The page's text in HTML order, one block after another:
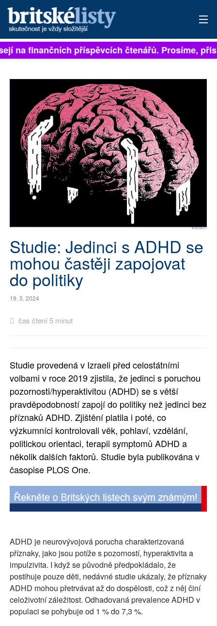
PŘIHLÁSIT
ROZHOVORY
TÉMATA
NEJČTENĚJŠÍ ZA 7 DNÍ
AUTOŘI
SOCIÁLNÍ SÍTĚ
RUBRIKY
PLNÁ VERZE STRÁNEK
na finančních příspěvcích čtenářů. Prosíme,
Studie: Jedinci s ADHD se
mohou častěji zapojovat
do politiky
19. 3. 2024
čas čtení 5 minut
Studie provedená v Izraeli před celostátními
volbami v roce 2019 zjistila, že jedinci s poruchou
pozornosti/hyperaktivitou (ADHD) se s větší
pravděpodobností zapojí do politiky než jedinci bez
příznaků ADHD. Zjištění platila i poté, co
výzkumníci kontrolovali věk, pohlaví, vzdělání,
politickou orientaci, terapii symptomů ADHD a
několik dalších faktorů. Studie byla publikována v
časopise PLOS One.
ADHD je neurovývojová porucha charakterizovaná
příznaky, jako jsou potíže s pozorností, hyperaktivita a
impulzivita. I když se původně předpokládalo, že
postihuje pouze děti, nedávné studie ukázaly, že příznaky
ADHD mohou přetrvávat až do dospělosti, což z něj činí
celoživotní záležitost. Odhadovaná prevalence ADHD v
populaci se pohybuje od 1 % do 7,3 %.